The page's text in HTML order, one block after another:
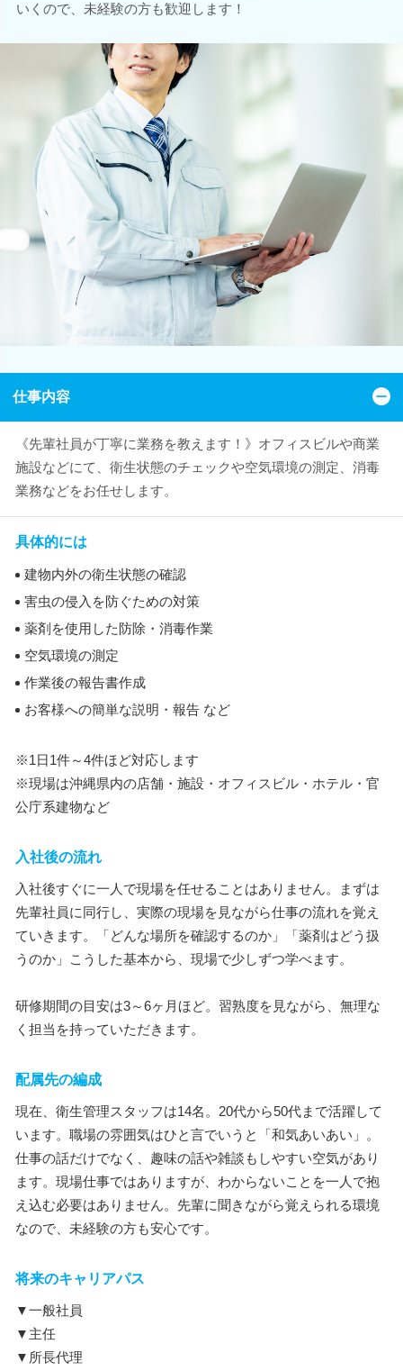
いくので、未経験の方も歓迎します！
仕事内容
《先輩社員が丁寧に業務を教えます！》オフィスビルや商業
施設などにて、衛生状態のチェックや空気環境の測定、消毒
業務などをお任せします。
具体的には
建物内外の衛生状態の確認
害虫の侵入を防ぐための対策
薬剤を使用した防除・消毒作業
空気環境の測定
作業後の報告書作成
お客様への簡単な説明・報告 など
※1日1件～4件ほど対応します
※現場は沖縄県内の店舗・施設・オフィスビル・ホテル・官
公庁系建物など
入社後の流れ
入社後すぐに一人で現場を任せることはありません。まずは
先輩社員に同行し、実際の現場を見ながら仕事の流れを覚え
ていきます。「どんな場所を確認するのか」「薬剤はどう扱
うのか」こうした基本から、現場で少しずつ学べます。
研修期間の目安は3～6ヶ月ほど。習熟度を見ながら、無理な
く担当を持っていただきます。
配属先の編成
現在、衛生管理スタッフは14名。20代から50代まで活躍して
います。職場の雰囲気はひと言でいうと「和気あいあい」。
仕事の話だけでなく、趣味の話や雑談もしやすい空気があり
ます。現場仕事ではありますが、わからないことを一人で抱
え込む必要はありません。先輩に聞きながら覚えられる環境
なので、未経験の方も安心です。
将来のキャリアパス
▼一般社員
▼主任
▼所長代理